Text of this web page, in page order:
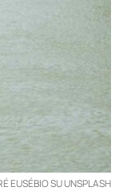
EUSÉBIO SU UNSPLASH